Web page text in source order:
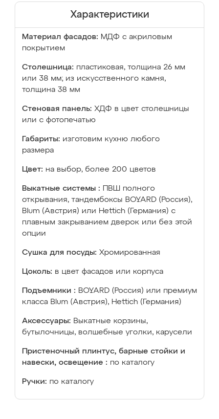
Характеристики
Материал фасадов: МДФ с акриловым
покрытием
Столешница: пластиковая, толщина 26 мм
или 38 мм; из искусственного камня,
толщина 38 мм
Стеновая панель: ХДФ в цвет столешницы
или с фотопечатью
Габариты: изготовим кухню любого
размера
Цвет: на выбор, более 200 цветов
Выкатные системы :
ПВШ полного
открывания, тандембоксы BOYARD (Россия),
Blum (Австрия) или Hettich (Германия) с
плавным закрыванием дверок или без этой
опции
Сушка для посуды: Хромированная
Цоколь: в цвет фасадов или корпуса
Подъемники : BOYARD (Россия) или премиум
класса Blum (Австрия), Hettich (Германия)
Аксессуары: Выкатные корзины,
бутылочницы, волшебные уголки, карусели
Пристеночный плинтус, барные стойки и
навески, освещение : по каталогу
Ручки: по каталогу